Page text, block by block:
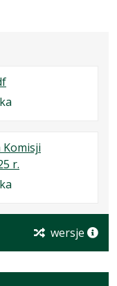
.
Plik
pdf
.
Rozmiar
kB
.
Otwiera
nowej
karcie.
r.
formacie:
pdf
128
w
nowej wersje